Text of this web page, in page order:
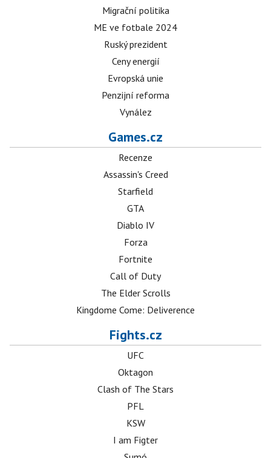
Migrační politika
ME ve fotbale 2024
Ruský prezident
Ceny energií
Evropská unie
Penzijní reforma
Vynález
Games.cz
Recenze
Assassin's Creed
Starfield
GTA
Diablo IV
Forza
Fortnite
Call of Duty
The Elder Scrolls
Kingdome Come: Deliverence
Fights.cz
UFC
Oktagon
Clash of The Stars
PFL
KSW
I am Figter